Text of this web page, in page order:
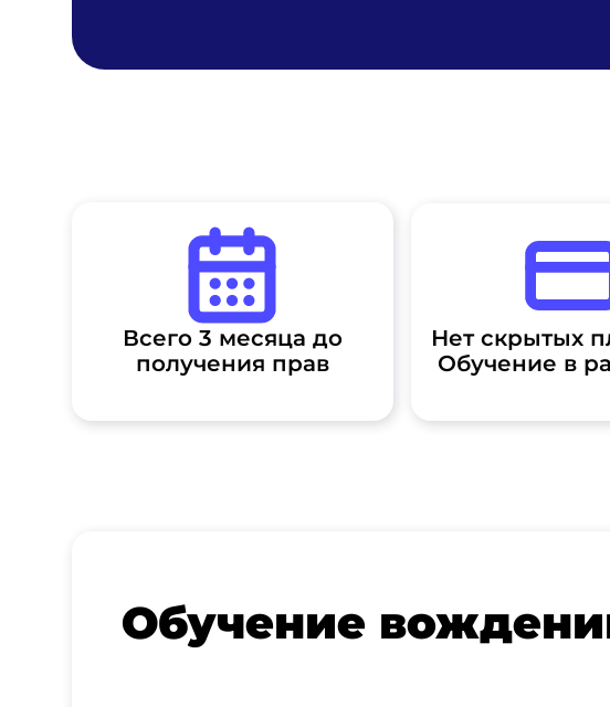
Всего 3 месяца до
получения прав
Нет скрытых
Обучение в
Обучение